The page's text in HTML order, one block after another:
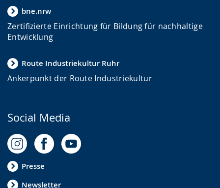
bne.nrw
Zertifizierte Einrichtung für Bildung für nachhaltige
Entwicklung
Route Industriekultur Ruhr
Ankerpunkt der Route Industriekultur
Social Media
Presse
Newsletter